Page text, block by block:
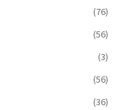
(76)
(56)
(3)
(56)
(36)